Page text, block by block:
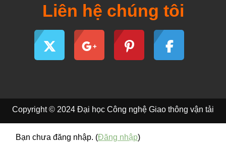
Liên hệ chúng tôi
Copyright © 2024 Đại học Công nghệ Giao thông vận tải
Bạn chưa đăng nhập. (Đăng nhập)